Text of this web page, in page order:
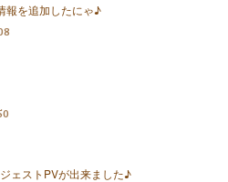
報を追加したにゃ♪
ェストPVが出来ました♪